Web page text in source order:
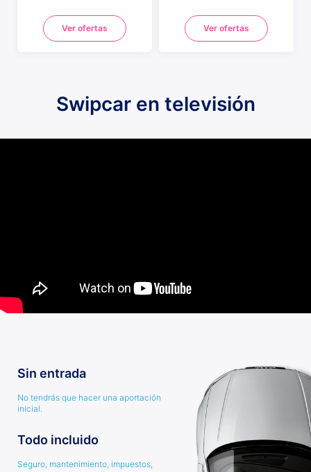
Ver ofertas Ver ofertas
Swipcar en televisión
Sin entrada
No tendrás que hacer una aportación
inicial.
Todo incluido
Seguro, mantenimiento, impuestos,